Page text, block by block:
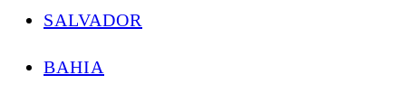
SALVADOR
BAHIA